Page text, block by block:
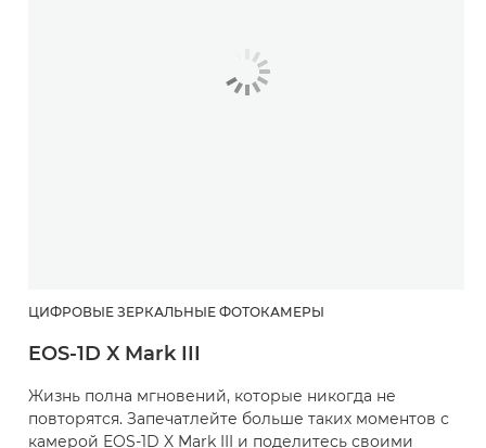
ЦИФРОВЫЕ ЗЕРКАЛЬНЫЕ ФОТОКАМЕРЫ
EOS-1D X Mark III
Жизнь полна мгновений, которые никогда не
повторятся. Запечатлейте больше таких моментов с
камерой EOS-1D X Mark III и поделитесь своими